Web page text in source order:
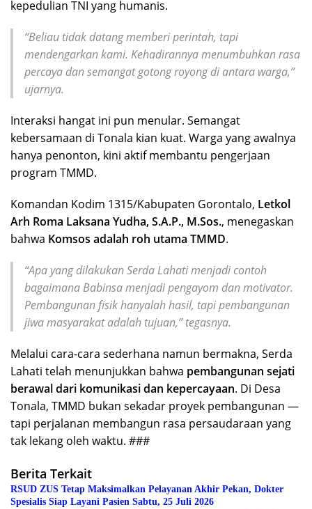
kepedulian TNI yang humanis.
“Beliau tidak datang memberi perintah, tapi
mendengarkan kami. Kehadirannya menumbuhkan rasa
percaya dan semangat gotong royong di antara warga,”
ujarnya.
Interaksi hangat ini pun menular. Semangat
kebersamaan di Tonala kian kuat. Warga yang awalnya
hanya penonton, kini aktif membantu pengerjaan
program TMMD.
Komandan Kodim 1315/Kabupaten Gorontalo, Letkol
Arh Roma Laksana Yudha, S.A.P., M.Sos., menegaskan
bahwa Komsos adalah roh utama TMMD.
“Apa yang dilakukan Serda Lahati menjadi contoh
bagaimana Babinsa menjadi pengayom dan motivator.
Pembangunan fisik hanyalah hasil, tapi pembangunan
jiwa masyarakat adalah tujuan,” tegasnya.
Melalui cara-cara sederhana namun bermakna, Serda
Lahati telah menunjukkan bahwa pembangunan sejati
berawal dari komunikasi dan kepercayaan. Di Desa
Tonala, TMMD bukan sekadar proyek pembangunan —
tapi perjalanan membangun rasa persaudaraan yang
tak lekang oleh waktu. ###
Berita Terkait
RSUD ZUS Tetap Maksimalkan Pelayanan Akhir Pekan, Dokter
Spesialis Siap Layani Pasien Sabtu, 25 Juli 2026